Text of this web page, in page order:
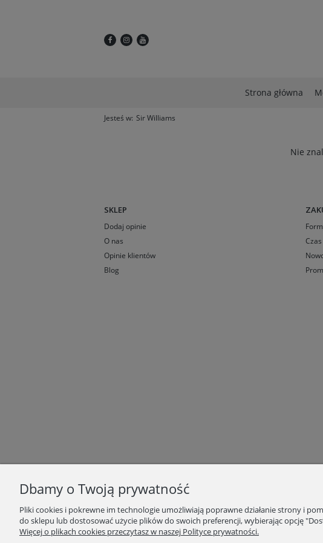
Strona główna
Jesteś w: Sir Williams
Nie
SKLEP
Dodaj opinie
O nas
Opinie klientów
Blog
Dbamy o Twoją prywatność
Pliki cookies i pokrewne im technologie umożliwiają poprawne działanie strony i
do sklepu lub dostosować użycie plików do swoich preferencji, wybierając opcję
Więcej o plikach cookies przeczytasz w naszej Polityce prywatności.